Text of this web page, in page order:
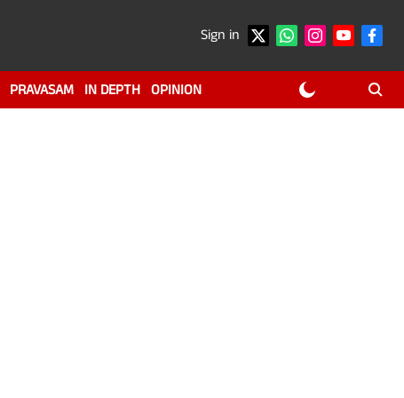
Sign in
PRAVASAM IN DEPTH OPINION